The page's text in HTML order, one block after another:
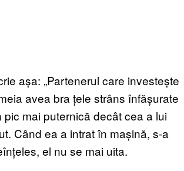
așa: „Partenerul care investește
avea bra țele strâns înfășurate
mai puternică decât cea a lui
Când ea a intrat în mașină, s-a
el nu se mai uita.